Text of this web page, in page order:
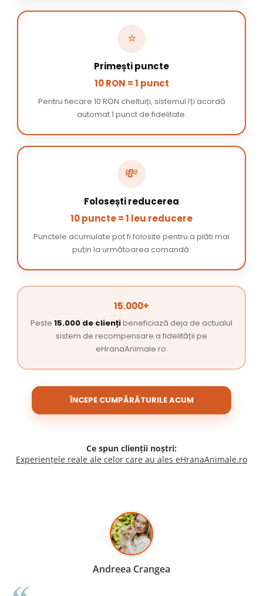
⭐
Primești puncte
10 RON = 1 punct
Pentru fiecare 10 RON cheltuiți, sistemul îți acordă
automat 1 punct de fidelitate.
💸
Folosești reducerea
10 puncte = 1 leu reducere
Punctele acumulate pot fi folosite pentru a plăti mai
puțin la următoarea comandă.
15.000+
Peste 15.000 de cliențibeneficiază deja de actualul
sistem de recompensare a fidelității pe
eHranaAnimale.ro.
ÎNCEPE CUMPĂRĂTURILE ACUM
Ce spun clienții noștri:
Experiențele reale ale celor care au ales eHranaAnimale.ro
Madalina Stancea